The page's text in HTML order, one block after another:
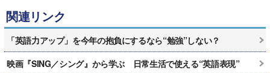
関連リンク
「英語力アップ」を今年の抱負にするなら“勉強”しない？
映画『SING／シング』から学ぶ 日常生活で使える“英語表現”